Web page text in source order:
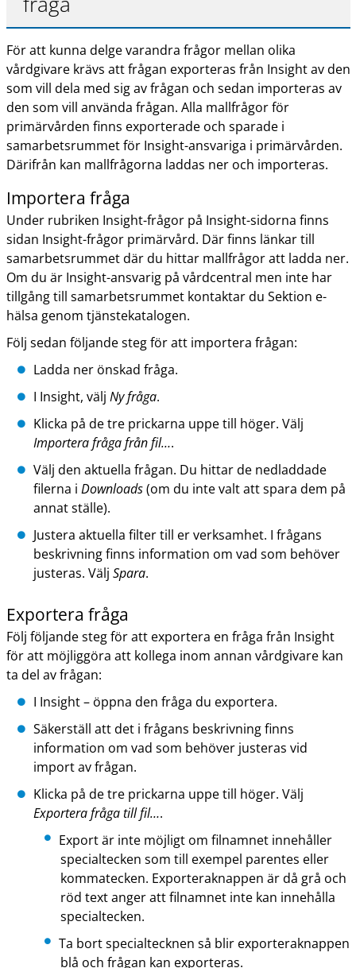
För att kunna delge varandra frågor mellan olika
vårdgivare krävs att frågan exporteras från Insight av den
som vill dela med sig av frågan och sedan importeras av
den som vill använda frågan. Alla mallfrågor för
primärvården finns exporterade och sparade i
samarbetsrummet för Insight-ansvariga i primärvården.
Därifrån kan mallfrågorna laddas ner och importeras.
Importera fråga
Under rubriken Insight-frågor på Insight-sidorna finns
sidan Insight-frågor primärvård. Där finns länkar till
samarbetsrummet där du hittar mallfrågor att ladda ner.
Om du är Insight-ansvarig på vårdcentral men inte har
tillgång till samarbetsrummet kontaktar du Sektion e-
hälsa genom tjänstekatalogen.
Följ sedan följande steg för att importera frågan:
Ladda ner önskad fråga.
I Insight, välj Ny fråga.
Klicka på de tre prickarna uppe till höger. Välj
Importera fråga från fil….
Välj den aktuella frågan. Du hittar de nedladdade
filerna i Downloads(om du inte valt att spara dem på
annat ställe).
Justera aktuella filter till er verksamhet. I frågans
beskrivning finns information om vad som behöver
justeras. Välj Spara.
Exportera fråga
Följ följande steg för att exportera en fråga från Insight
för att möjliggöra att kollega inom annan vårdgivare kan
ta del av frågan:
I Insight – öppna den fråga du exportera.
Säkerställ att det i frågans beskrivning finns
information om vad som behöver justeras vid
import av frågan.
Klicka på de tre prickarna uppe till höger. Välj
Exportera fråga till fil….
Export är inte möjligt om filnamnet innehåller
specialtecken som till exempel parentes eller
kommatecken. Exporteraknappen är då grå och
röd text anger att filnamnet inte kan innehålla
specialtecken.
Ta bort specialtecknen så blir exporteraknappen
blå och frågan kan exporteras.